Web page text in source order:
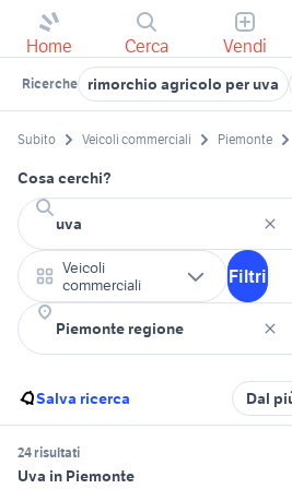
Home Cerca Vendi
Ricerche rimorchio agricolo per uva
Subito Veicoli commerciali Piemonte
Cosa cerchi?
Veicoli
commerciali
Filtri
Salva ricerca Dal
24 risultati
Uva in Piemonte